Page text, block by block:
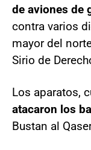
de aviones de
contra varios
mayor del
Sirio de
Los aparatos,
atacaron los
Bustan al